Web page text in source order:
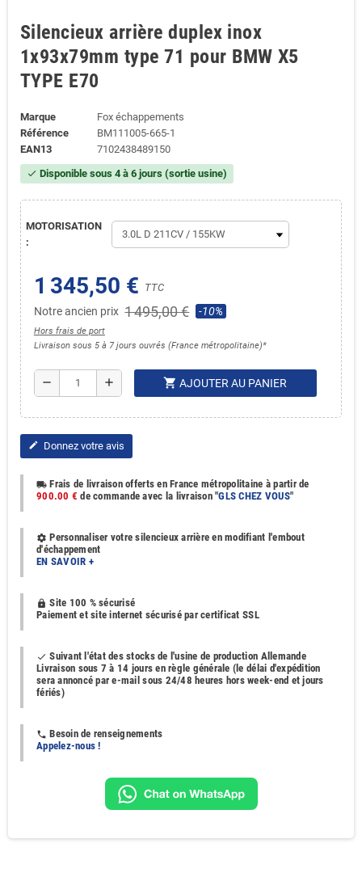
Silencieux arrière duplex inox
1x93x79mm type 71 pour BMW X5
TYPE E70
Marque
Fox échappements
Référence
BM111005-665-1
EAN13
7102438489150
check Disponible sous 4 à 6 jours (sortie usine)
MOTORISATION
:
1 345,50 € TTC
Notre ancien prix 1 495,00 € -10%
Hors frais de port
Livraison sous 5 à 7 jours ouvrés (France métropolitaine)*
remove add shopping_cart AJOUTER AU PANIER
edit Donnez votre avis
local_shipping Frais de livraison offerts en France métropolitaine à partir de
900.00 € de commande avec la livraison "GLS CHEZ VOUS"
settings Personnaliser votre silencieux arrière en modifiant l'embout
d'échappement
EN SAVOIR +
https Site 100 % sécurisé
Paiement et site internet sécurisé par certificat SSL
done Suivant l'état des stocks de l'usine de production Allemande
Livraison sous 7 à 14 jours en règle générale (le délai d'expédition
sera annoncé par e-mail sous 24/48 heures hors week-end et jours
fériés)
phone Besoin de renseignements
Appelez-nous !